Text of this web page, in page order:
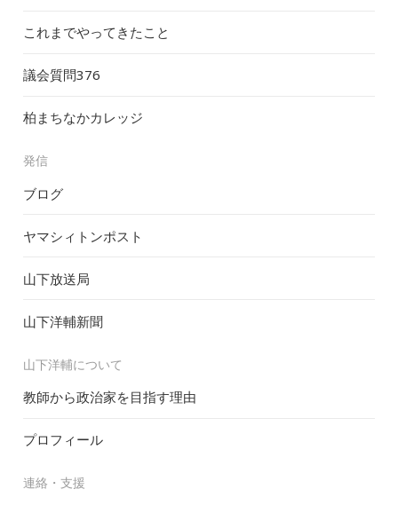
これまでやってきたこと
議会質問376
柏まちなかカレッジ
発信
ブログ
ヤマシィトンポスト
山下放送局
山下洋輔新聞
山下洋輔について
教師から政治家を目指す理由
プロフィール
連絡・支援